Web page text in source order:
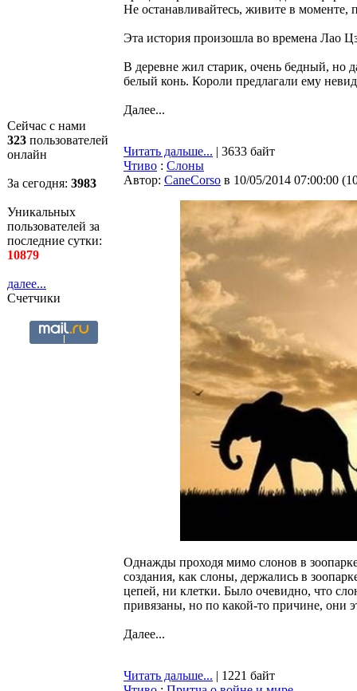
Сейчас с нами
323 пользователей
онлайн
За сегодня: 3983
Уникальных
пользователей за
последние сутки:
10879
далее...
Счетчики
Не останавливайтесь, живите в моменте,
Эта история произошла во времена Лао
В деревне жил старик, очень бедный, но
белый конь. Короли предлагали ему
Далее...
Читать дальше... | 3633 байт
Чтиво : Слоны
Автор: CaneCorso в 10/05/2014 07:00:00 (
Однажды проходя мимо слонов в
создания, как слоны, держались в
цепей, ни клетки. Было очевидно, что
привязаны, но по какой-то причине, они
Далее...
Читать дальше... | 1221 байт